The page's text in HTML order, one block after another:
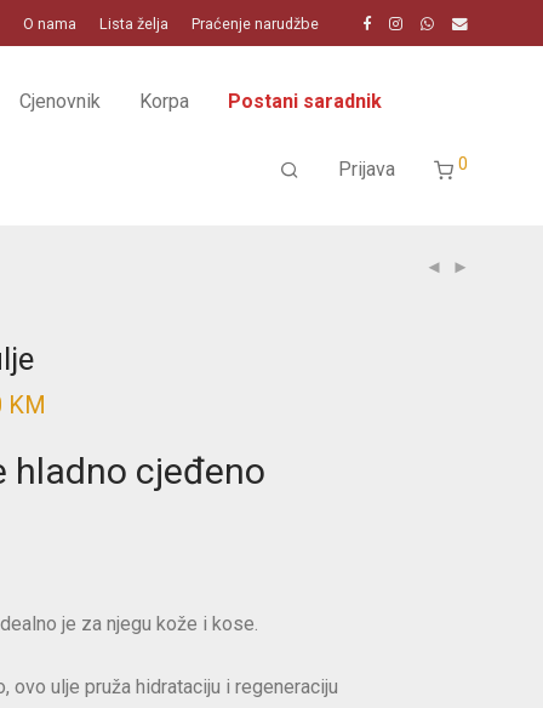
O nama Lista želja Praćenje narudžbe
Cjenovnik Korpa Postani saradnik
Prijava 0
KM
38.00 KM
hladno cjeđeno
je za njegu kože i kose.
ovo ulje pruža hidrataciju i regeneraciju